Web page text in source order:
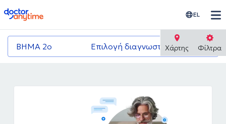
doctoranytime EL
ΒΗΜΑ 2ο Επιλογή διαγνωστικού κέντρου
Χάρτης Φίλτρα